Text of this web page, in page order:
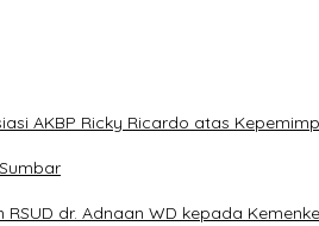
AKBP Ricky Ricardo atas
dr. Adnaan WD kepada